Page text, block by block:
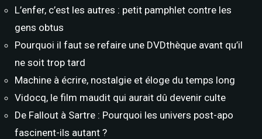
L’enfer, c’est les autres : petit pamphlet contre les
gens obtus
Pourquoi il faut se refaire une DVDthèque avant qu’il
ne soit trop tard
Machine à écrire, nostalgie et éloge du temps long
Vidocq, le film maudit qui aurait dû devenir culte
De Fallout à Sartre : Pourquoi les univers post-apo
fascinent-ils autant ?